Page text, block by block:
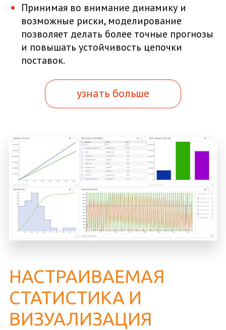
Принимая во внимание динамику и
возможные риски, моделирование
позволяет делать более точные прогнозы
и повышать устойчивость цепочки
поставок.
узнать больше
НАСТРАИВАЕМАЯ
СТАТИСТИКА И
ВИЗУАЛИЗАЦИЯ